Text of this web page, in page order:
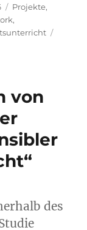
Kategorien
Projekte,
,
von
des